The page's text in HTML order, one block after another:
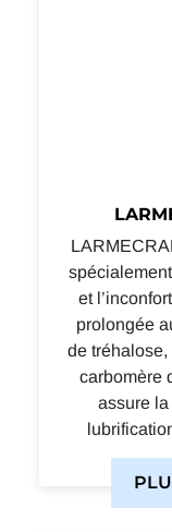
et
prolongée
de
carbomère
assure la